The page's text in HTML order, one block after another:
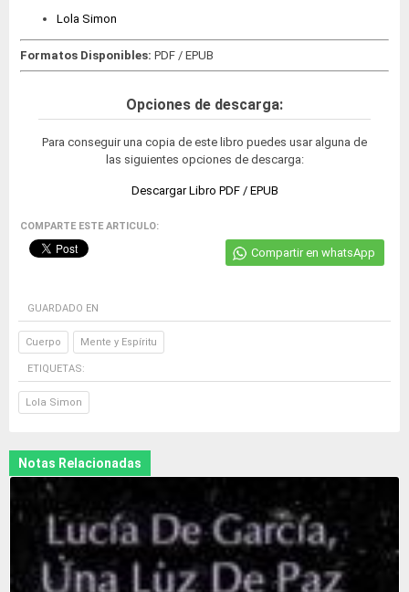
Lola Simon
Formatos Disponibles: PDF / EPUB
Opciones de descarga:
Para conseguir una copia de este libro puedes usar alguna de
las siguientes opciones de descarga:
Descargar Libro PDF / EPUB
COMPARTE ESTE ARTICULO:
Compartir en whatsApp
GUARDADO EN
Cuerpo Mente y Espíritu
ETIQUETAS:
Lola Simon
Notas Relacionadas